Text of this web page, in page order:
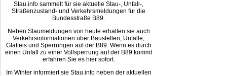
Stau.info sammelt für sie aktuelle Stau-, Unfall-,
Straßenzustand- und Verkehrsmeldungen für die
Bundesstraße B89.
Neben Staumeldungen von heute erhalten sie auch
Verkehrsinformationen über Baustellen, Unfälle,
Glatteis und Sperrungen auf der B89. Wenn es durch
einen Unfall zu einer Vollsperrung auf der B89 kommt
erfahren Sie es hier sofort.
Im Winter informiert sie Stau.info neben der aktuellen